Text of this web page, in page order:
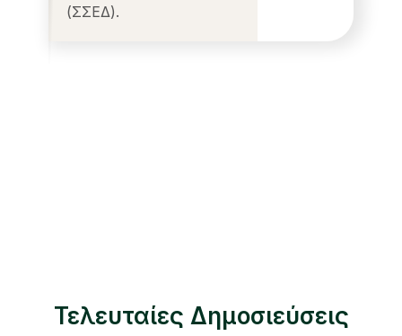
(ΣΣΕΔ).
Τελευταίες Δημοσιεύσεις